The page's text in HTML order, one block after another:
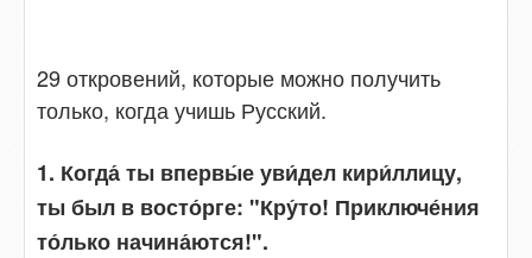
29 откровений, которые можно получить
только, когда учишь Русский.
1. Когда́ ты впервы́е уви́дел кири́ллицу,
ты был в восто́рге: "Кру́то! Приключе́ния
то́лько начина́ются!".